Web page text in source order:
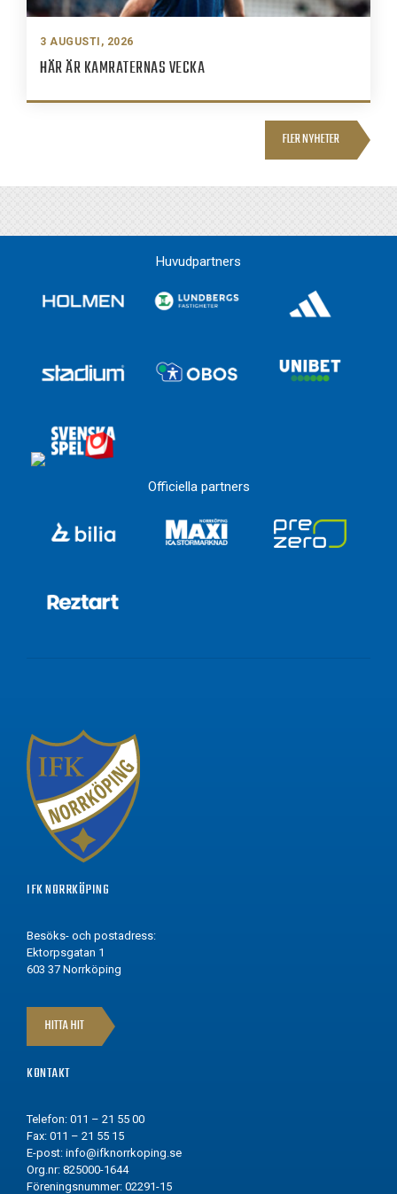
3 AUGUSTI, 2026
HÄR ÄR KAMRATERNAS VECKA
FLER NYHETER
Huvudpartners
Officiella partners
IFK NORRKÖPING
Besöks- och postadress:
Ektorpsgatan 1
603 37 Norrköping
HITTA HIT
KONTAKT
Telefon: 011 – 21 55 00
Fax: 011 – 21 55 15
E-post: info@ifknorrkoping.se
Org.nr: 825000-1644
Föreningsnummer: 02291-15